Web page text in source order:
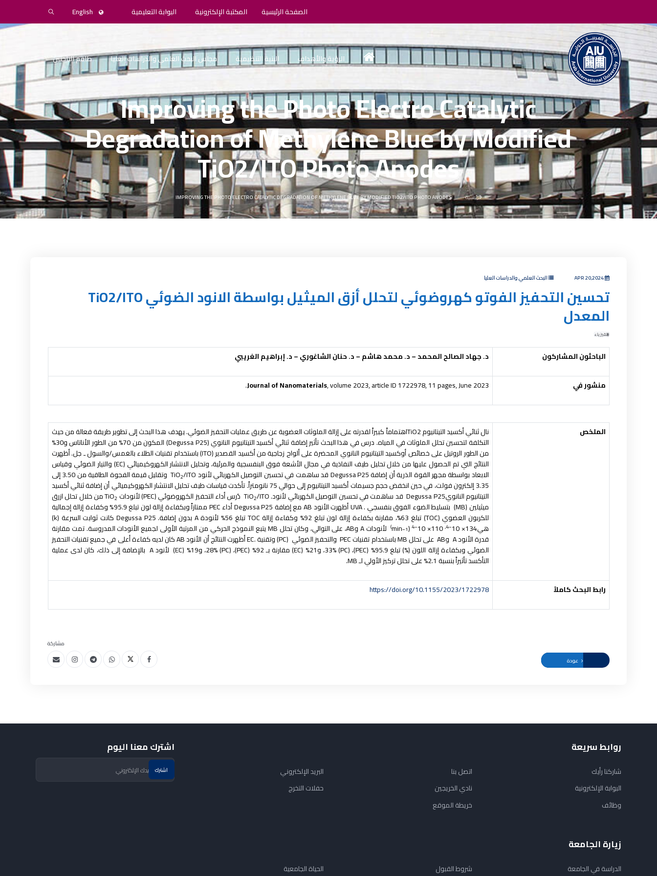
الصفحة الرئيسية المكتبة الإلكترونية البوابة التعليمية English
الرؤية والأهداف البنية التنظيمية مجلس البحث العلمي والدراسات العليا طاقم الباحثين
Improving the Photo Electro Catalytic
Degradation of Methylene Blue by Modified
TiO2/ITO Photo Anodes
الرئيسية IMPROVING THE PHOTO ELECTRO CATALYTIC DEGRADATION OF METHYLENE BLUE BY MODIFIED TIO2/ITO PHOTO ANODES
APR 20,2024 البحث العلمي والدراسات العليا
تحسين التحفيز الفوتو كهروضوئي لتحلل أزق الميثيل بواسطة الانود الضوئي TiO2/ITO
المعدل
الفيزياء
الباحثون المشاركون د. جهاد الصالح المحمد – د. محمد هاشم – د. حنان الشاغوري – د. إبراهيم الغريبي
منشور في Journal of Nanomaterials, volume 2023, article ID 1722978, 11 pages, June 2023.
الملخص نال ثنائي أكسيد التيتانيومTiO2
اهتماماً كبيراً لقدرته على إزالة الملوثات العضوية عن طريق عمليات التحفيز الضوئي. يهدف هذا البحث إلى تطوير طريقة فعالة من حيث
التكلفة لتحسين تحلل الملوثات في المياه. درس في هذا البحث تأثير إضافة ثنائي أكسيد التيتانيوم النانوي(Degussa P25)
المكون من 70% من الطور الأناتاس و30%
من الطور الروتيل على خصائص أوكسيد التيتانيوم النانوي المحضرة على ألواح زجاجية من أكسيد القصدير(ITO)
باستخدام تقنيات الطلاء بالغمس/والسول ـ جل. أظهرت
النتائج التي تم الحصول عليها من خلال تحليل طيف النفاذية في مجال الأشعة فوق البنفسجية والمرئية، وتحليل الانتشار الكهروكيميائي(EC)
والتيار الضوئي وقياس
الابعاد بواسطة مجهر القوة الذرية أن إضافةDegussa P25 قد ساهمت في تحسين التوصيل الكهربائي لأنود 2/ITO
وتقليل قيمة الفجوة الطاقية من 3.50 إلى
3.35 إلكترون فولت، في حين انخفض حجم جسيمات أكسيد التيتانيوم إلى حوالي 75 نانومتراً. تأكدت قياسات طيف تحليل الانتشار الكهروكيميائي أن إضافة ثنائي أكسيد
التيتانيوم النانويDegussa P25 قد ساهمت في تحسين التوصيل الكهربائي لأنود. TiO
2/ITO دُرس أداء التحفيز الكهروضوئي(PEC) لأنودات 2
من خلال تحلل ازرق
ميثيلين(
MB) بتسليط الضوء الفوق بنفسجي. UVA أظهرت الأنود مع إضافة أداء
ممتازاً وبكفاءة إزالة لون تبلغ 95.9% وكفاءة إزالة إجمالية
للكربون العضوي(TOC) تبلغ 63%، مقارنة بكفاءة إزالة لون تبلغ 92% وكفاءة إزالة TOC تبلغ 56% لأنودة A بدون إضافة. Degussa P25 كانت ثوابت السرعة (k)
هي134× 10
−4,
110× 10
−4
(min
−1) لأنودات وAB، على التوالي، وكان تحلل
يتبع النموذج الحركي من المرتية الأولى لجميع الأنودات المدروسة. تمت مقارنة
قدرة الأنودA وAB على تحلل باستخدام تقنياتPEC والتحفيز الضوئي (PC) وتقنية.EC أظهرت النتائج أن الأنودAB
كان لديه كفاءة أعلى في جميع تقنيات التحفيز
الضوئي وبكفاءة إزالة اللون (%) تبلغ 95.9
% (PEC) ، 33%(PC) ، و21 % (EC) مقارنة بـ 92 % (PEC) ، 28%(PC) ، و19 % (EC) لأنودA
بالإضافة إلى ذلك، كان لدى عملية
التأكسد تأثيراً بنسبة 2.1% على تحلل تركيز الأولي لـ
MB
.
رابط البحث كاملاً https://doi.org/10.1155/2023/1722978
عودة
مشاركة
روابط سريعة
شاركنا رأيك
البوابة الإلكترونية
وظائف
اتصل بنا
نادي الخريجين
خريطة الموقع
البريد الإلكتروني
حفلات التخرج
زيارة الجامعة
الدراسة في الجامعة شروط القبول الحياة الجامعية
اشترك معنا اليوم